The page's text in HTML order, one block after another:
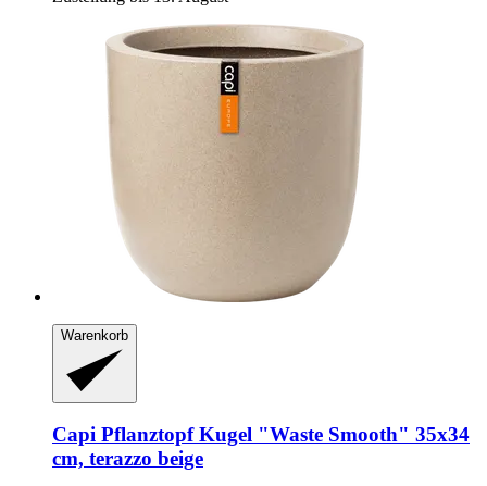
Warenkorb
Capi Pflanztopf Kugel "Waste Smooth" 35x34
cm, terazzo beige